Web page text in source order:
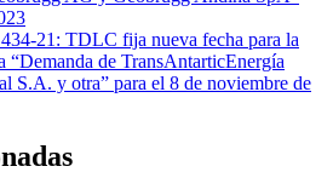
21: TDLC fija nueva fecha para la
“Demanda de TransAntarticEnergía
S.A. y otra” para el 8 de noviembre de